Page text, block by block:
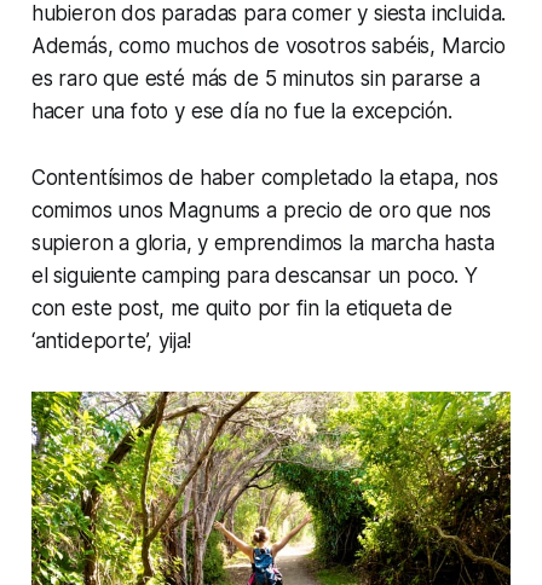
hubieron dos paradas para comer y siesta incluida.
Además, como muchos de vosotros sabéis, Marcio
es raro que esté más de 5 minutos sin pararse a
hacer una foto y ese día no fue la excepción.
Contentísimos de haber completado la etapa, nos
comimos unos Magnums a precio de oro que nos
supieron a gloria, y emprendimos la marcha hasta
el siguiente camping para descansar un poco. Y
con este post, me quito por fin la etiqueta de
‘antideporte’, yija!